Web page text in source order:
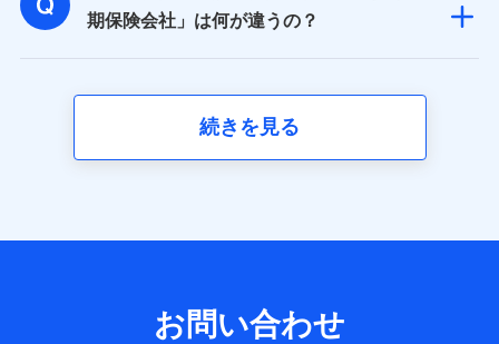
当社又は株式会社NTTドコモが提供する各種サービスなどの
ご契約・ご利用などに関する情報。例として、当社又は株式
会社NTTドコモが提供する各種サービスのご契約状態・ご利
ーション利用時の行動に関する情報、購入されたサービスや
商品の名称・購入場所・決済に関する情報、アンケートの回
答に関する情報などが含まれます。
保険関連サービス情報
た情報（氏名、住所、生年月日、性別、保険契約者と被保険
の構造や築年数などの情報、ペットの種類や年齢など）及び
お客様との応対記録 （お客様に提示した比較見積の試算結
期保険会社」は何が違うの？
続きを見る
お問い合わせ